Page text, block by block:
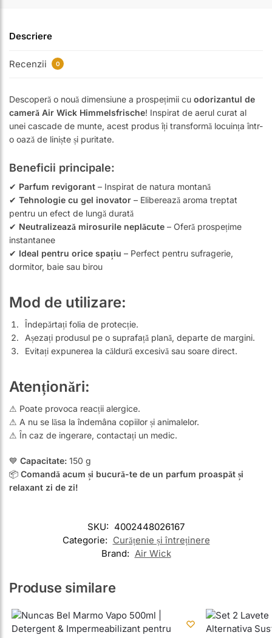
Descriere
Recenzii 0
Descoperă o nouă dimensiune a prospețimii cu odorizantul de
cameră Air Wick Himmelsfrische! Inspirat de aerul curat al
unei cascade de munte, acest produs îți transformă locuința într-
o oază de liniște și puritate.
Beneficii principale:
✔ Parfum revigorant – Inspirat de natura montană
✔ Tehnologie cu gel inovator – Eliberează aroma treptat
pentru un efect de lungă durată
✔ Neutralizează mirosurile neplăcute – Oferă prospețime
instantanee
✔ Ideal pentru orice spațiu – Perfect pentru sufragerie,
dormitor, baie sau birou
Mod de utilizare:
Îndepărtați folia de protecție.
Așezați produsul pe o suprafață plană, departe de margini.
Evitați expunerea la căldură excesivă sau soare direct.
Atenționări:
⚠ Poate provoca reacții alergice.
⚠ A nu se lăsa la îndemâna copiilor și animalelor.
⚠ În caz de ingerare, contactați un medic.
💙 Capacitate: 150 g
📦 Comandă acum și bucură-te de un parfum proaspăt și
relaxant zi de zi!
SKU: 4002448026167
Categorie: Curățenie și întreținere
Brand: Air Wick
Produse similare